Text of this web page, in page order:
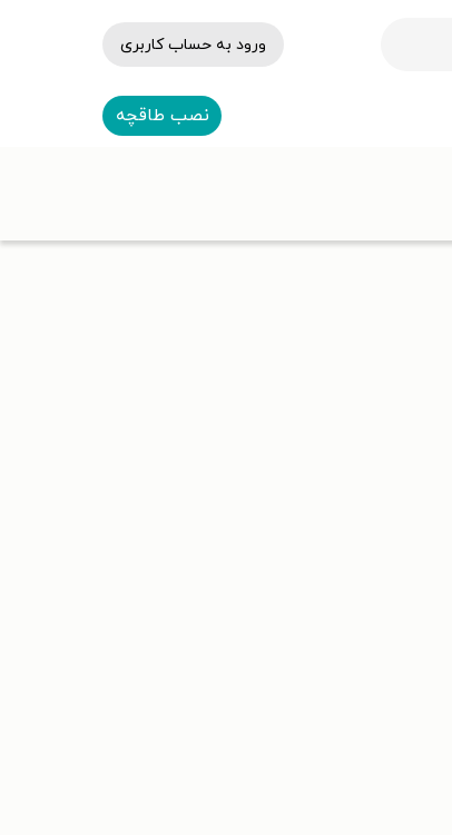
ورود به حساب کاربری
نصب طاقچه